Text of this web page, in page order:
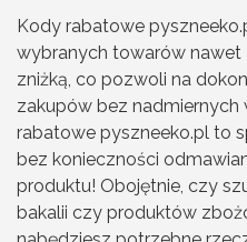
Kody rabatowe
wybranych towarów
zniżką, co pozwoli na
zakupów bez
rabatowe pyszneeko.pl to
bez konieczności
produktu! Obojętnie, czy
bakalii czy produktów